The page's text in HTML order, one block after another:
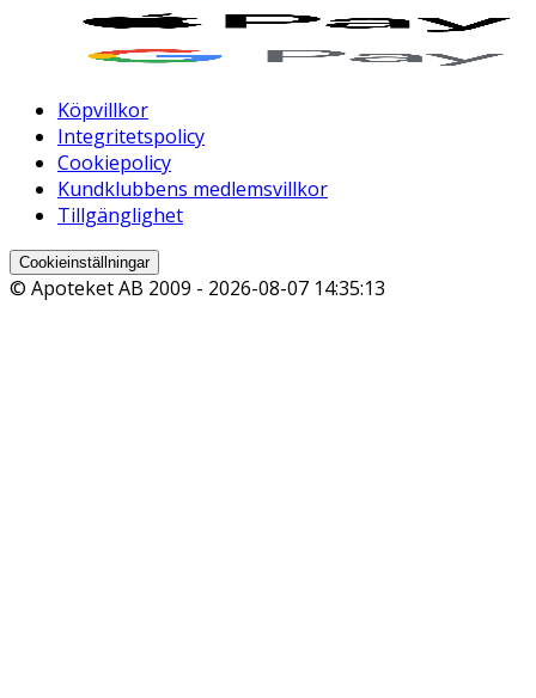
Köpvillkor
Integritetspolicy
Cookiepolicy
Kundklubbens medlemsvillkor
Tillgänglighet
Cookieinställningar
© Apoteket AB 2009 - 2026-08-07 14:35:13